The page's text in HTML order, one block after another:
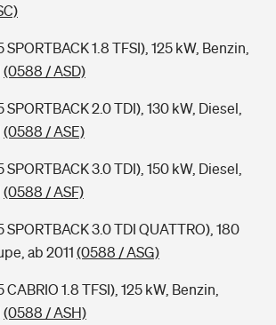
1.8 TFSI), 125 kW, Benzin,
(0588 / ASD)
2.0 TDI), 130 kW, Diesel,
(0588 / ASE)
3.0 TDI), 150 kW, Diesel,
(0588 / ASF)
SPORTBACK 3.0 TDI QUATTRO), 180
ab 2011 (0588 / ASG)
1.8 TFSI), 125 kW, Benzin,
(0588 / ASH)